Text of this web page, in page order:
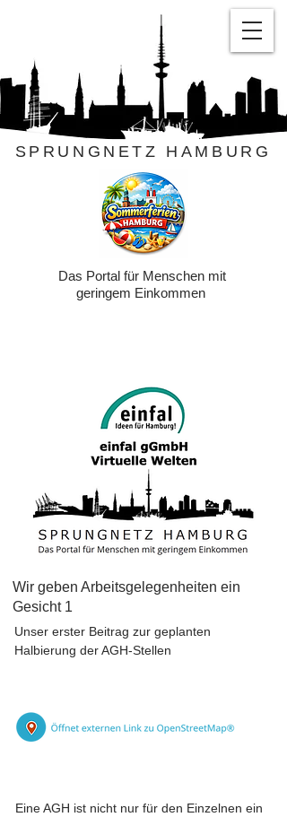
SPRUNGNETZ HAMBURG
Das Portal für Menschen mit
geringem Einkommen
Wir geben Arbeitsgelegenheiten ein
Gesicht 1
Unser erster Beitrag zur geplanten
Halbierung der AGH-Stellen
Eine AGH ist nicht nur für den Einzelnen ein